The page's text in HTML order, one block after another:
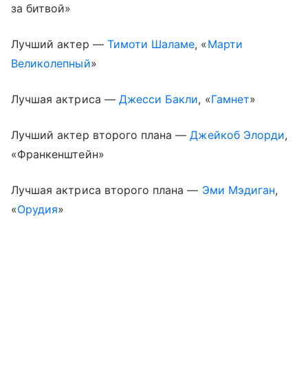
за битвой»
Лучший актер — Тимоти Шаламе, «Марти
Великолепный»
Лучшая актриса — Джесси Бакли, «Гамнет»
Лучший актер второго плана —Джейкоб Элорди,
«Франкенштейн»
Лучшая актриса второго плана — Эми Мэдиган,
«Орудия»